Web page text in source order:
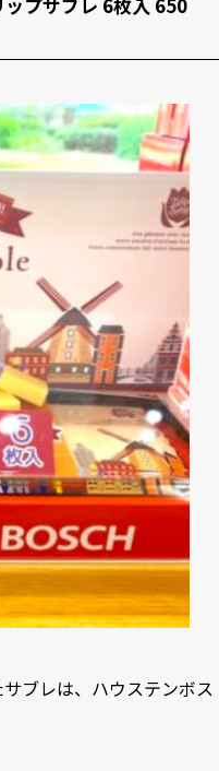
角缶 10枚入 1,836円」
い！
ブレは、ハウステンボス